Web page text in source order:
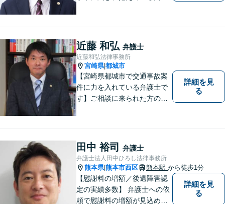
をご提案できるよう心がけて
います。 1人で悩まず、お気
軽にご相談ください。
近藤 和弘 弁護士
近藤和弘法律事務所
宮崎県|都城市
【宮崎県都城市で交通事故案
件に力を入れている弁護士で
す】ご相談に来られた方の話
引き受けした案件について
は，依頼者が希望されるベス
トな解決に至るよう最善を尽
くします。お気軽にご相談く
ださい。
詳細を見
る
田中 裕司 弁護士
弁護士法人田中ひろし法律事務所
熊本県|熊本市西区 熊本駅 から徒歩1分
【慰謝料の増額／後遺障害認
定の実績多数】 弁護士への依
頼で慰謝料の増額が見込めま
詳細を見
る